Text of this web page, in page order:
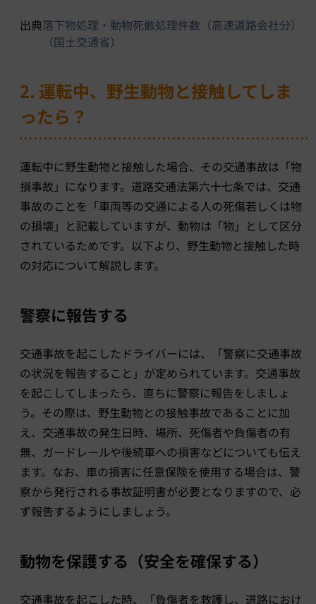
出典落下物処理・動物死骸処理件数（高速道路会社分）
（国土交通省）
2. 運転中、野生動物と接触してしま
ったら？
運転中に野生動物と接触した場合、その交通事故は「物
損事故」になります。道路交通法第六十七条では、交通
事故のことを「車両等の交通による人の死傷若しくは物
の損壊」と記載していますが、動物は「物」として区分
されているためです。以下より、野生動物と接触した時
の対応について解説します。
警察に報告する
交通事故を起こしたドライバーには、「警察に交通事故
の状況を報告すること」が定められています。交通事故
を起こしてしまったら、直ちに警察に報告をしましょ
う。その際は、野生動物との接触事故であることに加
え、交通事故の発生日時、場所、死傷者や負傷者の有
無、ガードレールや後続車への損害などについても伝え
ます。なお、車の損害に任意保険を使用する場合は、警
察から発行される事故証明書が必要となりますので、必
ず報告するようにしましょう。
動物を保護する（安全を確保する）
交通事故を起こした時、「負傷者を救護し、道路におけ